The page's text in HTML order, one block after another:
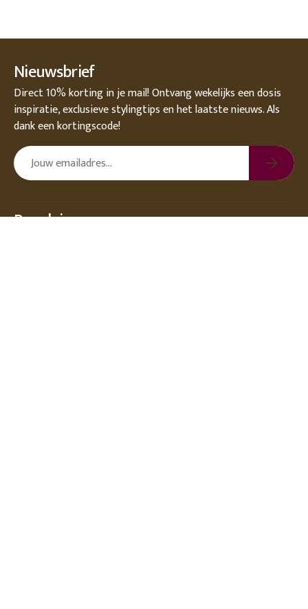
Nieuwsbrief
Direct 10% korting in je mail! Ontvang wekelijks een dosis
inspiratie, exclusieve stylingtips en het laatste nieuws. Als
dank een kortingscode!
Populair